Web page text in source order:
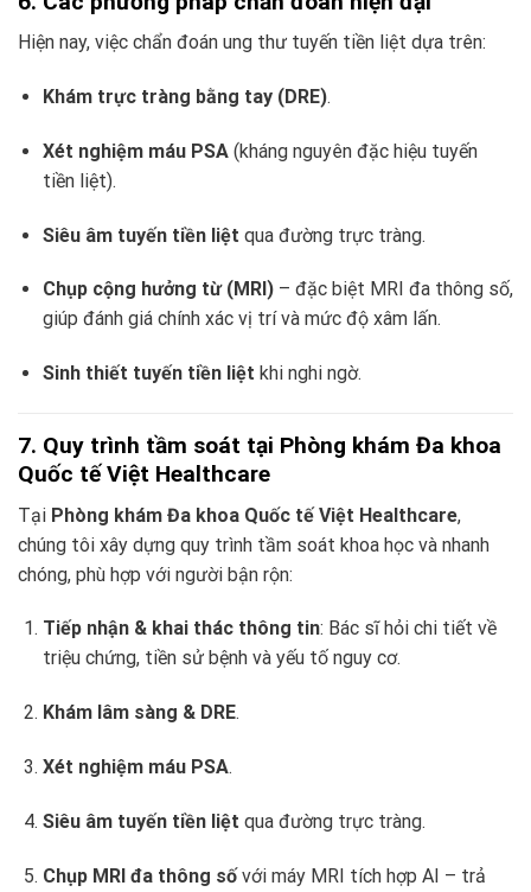
Hiện nay, việc chẩn đoán ung thư tuyến tiền liệt dựa trên:
Khám trực tràng bằng tay (DRE).
Xét nghiệm máu PSA(kháng nguyên đặc hiệu tuyến
tiền liệt).
Siêu âm tuyến tiền liệt qua đường trực tràng.
Chụp cộng hưởng từ (MRI)– đặc biệt MRI đa thông số,
giúp đánh giá chính xác vị trí và mức độ xâm lấn.
Sinh thiết tuyến tiền liệt khi nghi ngờ.
7. Quy trình tầm soát tại Phòng khám Đa khoa
Quốc tế Việt Healthcare
Tại Phòng khám Đa khoa Quốc tế Việt Healthcare,
chúng tôi xây dựng quy trình tầm soát khoa học và nhanh
chóng, phù hợp với người bận rộn:
Tiếp nhận & khai thác thông tin: Bác sĩ hỏi chi tiết về
triệu chứng, tiền sử bệnh và yếu tố nguy cơ.
Khám lâm sàng & DRE.
Xét nghiệm máu PSA.
Siêu âm tuyến tiền liệt qua đường trực tràng.
Chụp MRI đa thông sốvới máy MRI tích hợp AI – trả